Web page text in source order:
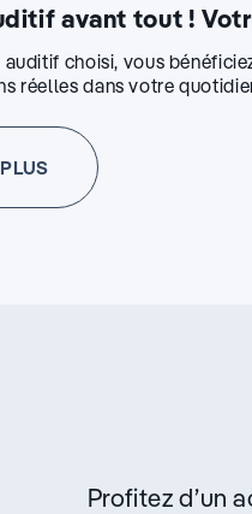
avant tout !
auditif choisi, vous
réelles dans votre
Profitez d’un